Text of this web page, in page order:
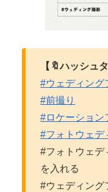
【🔖ハッシュタ
#ウェディング
#前撮り
#ロケーション
#フォトウェデ
#フォトウェ
を入れる
#ウェディン